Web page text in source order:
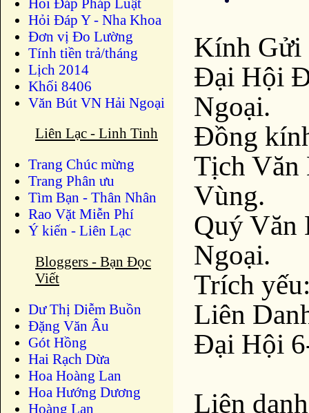
Hỏi Đáp Y - Nha Khoa
Đơn vị Đo Lường
Tính tiền trả/tháng
Lịch 2014
Khối 8406
Văn Bút VN Hải Ngoại
Liên Lạc - Linh Tinh
Trang Chúc mừng
Trang Phân ưu
Tìm Bạn - Thân Nhân
Rao Vặt Miễn Phí
Ý kiến - Liên Lạc
Bloggers - Bạn Đọc
Viết
Dư Thị Diễm Buồn
Ðặng Văn Âu
Gót Hồng
Hai Rạch Dừa
Hoa Hoàng Lan
Hoa Hướng Dương
Hoàng Lan
Kính Gửi
Đại Hội
Ngoại.
Đồng
Tịch Văn
Vùng.
Quý Văn
Ngoại.
Trích
Liên
Đại Hội
Liên